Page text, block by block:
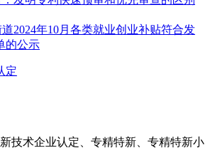
2024年10月各类就业创业补贴符合发
的公示
定